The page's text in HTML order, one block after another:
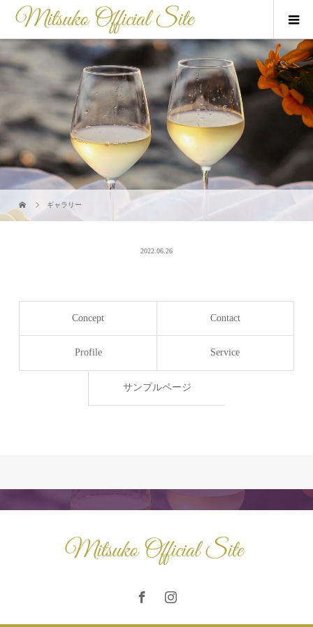
ギャラリー
2022.06.26
Concept Contact
Profile Service
サンプルページ